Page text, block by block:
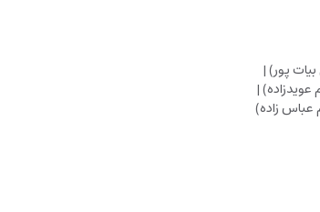
(آقای بیات پور) |
(خانم عویدزاده) |